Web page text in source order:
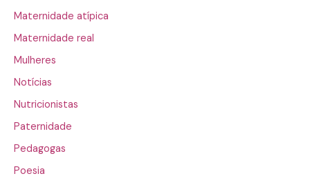
Maternidade atípica
Maternidade real
Mulheres
Notícias
Nutricionistas
Paternidade
Pedagogas
Poesia